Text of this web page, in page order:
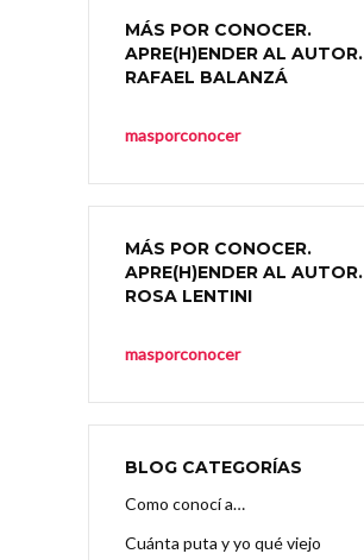
MÁS POR CONOCER.
APRE(H)ENDER AL AUTOR.
RAFAEL BALANZÁ
masporconocer
MÁS POR CONOCER.
APRE(H)ENDER AL AUTOR.
ROSA LENTINI
masporconocer
BLOG CATEGORÍAS
Como conocí a…
Cuánta puta y yo qué viejo